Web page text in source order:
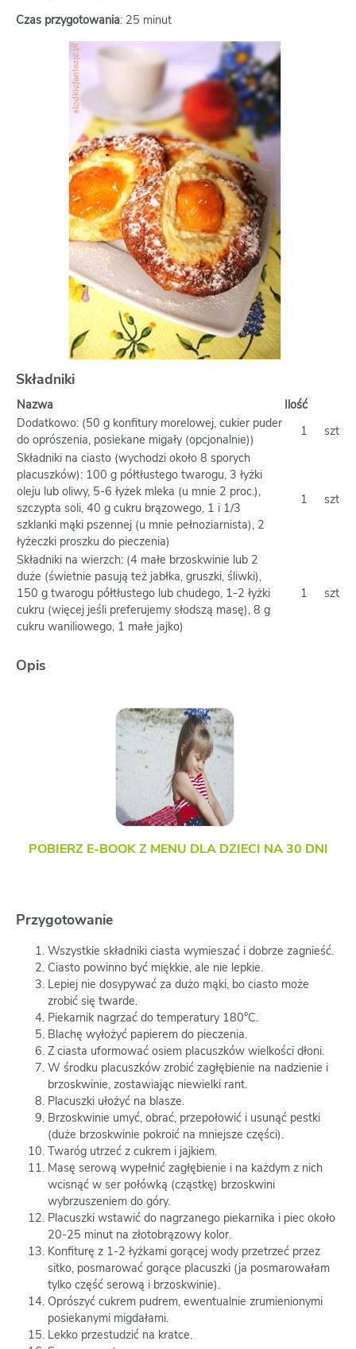
Czas przygotowania: 25 minut
Składniki
Nazwa
Ilość
Dodatkowo: (50 g konfitury morelowej, cukier puder
do oprószenia, posiekane migały (opcjonalnie))
1
szt
Składniki na ciasto (wychodzi około 8 sporych
placuszków): 100 g półtłustego twarogu, 3 łyżki
oleju lub oliwy, 5-6 łyżek mleka (u mnie 2 proc.),
szczypta soli, 40 g cukru brązowego, 1 i 1/3
szklanki mąki pszennej (u mnie pełnoziarnista), 2
łyżeczki proszku do pieczenia)
1 szt
Składniki na wierzch: (4 małe brzoskwinie lub 2
duże (świetnie pasują też jabłka, gruszki, śliwki),
150 g twarogu półtłustego lub chudego, 1-2 łyżki
cukru (więcej jeśli preferujemy słodszą masę), 8 g
cukru waniliowego, 1 małe jajko)
1 szt
Opis
POBIERZ E-BOOK Z MENU DLA DZIECI NA 30 DNI
Przygotowanie
Wszystkie składniki ciasta wymieszać i dobrze zagnieść.
Ciasto powinno być miękkie, ale nie lepkie.
Lepiej nie dosypywać za dużo mąki, bo ciasto może
zrobić się twarde.
Piekarnik nagrzać do temperatury 180°C.
Blachę wyłożyć papierem do pieczenia.
Z ciasta uformować osiem placuszków wielkości dłoni.
W środku placuszków zrobić zagłębienie na nadzienie i
brzoskwinie, zostawiając niewielki rant.
Placuszki ułożyć na blasze.
Brzoskwinie umyć, obrać, przepołowić i usunąć pestki
(duże brzoskwinie pokroić na mniejsze części).
Twaróg utrzeć z cukrem i jajkiem.
Masę serową wypełnić zagłębienie i na każdym z nich
wcisnąć w ser połówką (cząstkę) brzoskwini
wybrzuszeniem do góry.
Placuszki wstawić do nagrzanego piekarnika i piec około
20-25 minut na złotobrązowy kolor.
Konfiturę z 1-2 łyżkami gorącej wody przetrzeć przez
sitko, posmarować gorące placuszki (ja posmarowałam
tylko część serową i brzoskwinie).
Oprószyć cukrem pudrem, ewentualnie zrumienionymi
posiekanymi migdałami.
Lekko przestudzić na kratce.